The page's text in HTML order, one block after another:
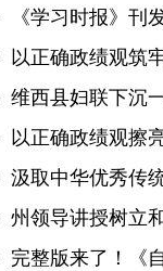
《学习时报》刊
以正确政绩观筑
维西县妇联下沉
以正确政绩观擦
汲取中华优秀传
州领导讲授树立
完整版来了！《